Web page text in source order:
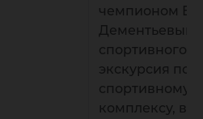
чемпионом
Дементьевым
спортивного
экскурсия по
спортивному
комплексу,